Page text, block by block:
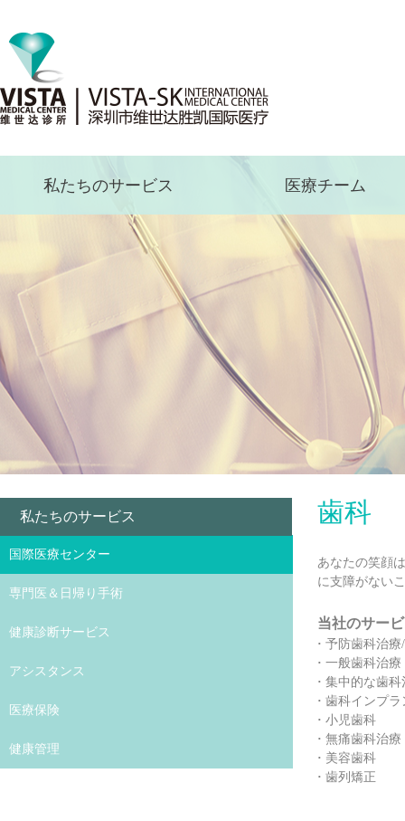
私たちのサービス 医療チーム
歯科
あなたの笑顔
に支障がない
当社のサー
· 予防歯科治
· 一般歯科治療
· 集中的な歯科
· 歯科インプラ
· 小児歯科
· 無痛歯科治
· 美容歯科
· 歯列矯正
国際医療センター
専門医＆日帰り手術
健康診断サービス
アシスタンス
医療保険
健康管理
私たちのサービス